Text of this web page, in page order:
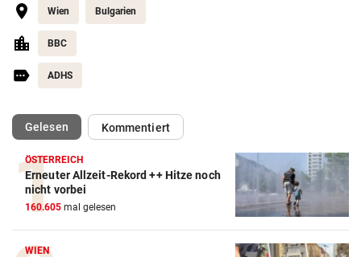
Wien Bulgarien
BBC
ADHS
Gelesen(ausgewählt)Kommentiert
ÖSTERREICH
Erneuter Allzeit-Rekord ++ Hitze noch
nicht vorbei
160.605 mal gelesen
WIEN